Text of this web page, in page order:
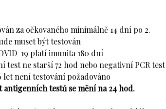
za očkovaného minimálně 14 dní po 2.
muset být testován
19 platí imunita 180 dní
test ne starší 72 hod nebo negativní PCR test
let není testování požadováno
antigenních testů se mění na 24 hod.